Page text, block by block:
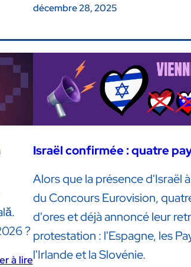
décembre 28, 2025
?
à lire
Israël confirmée : quatre
Alors que la présence d'Israël
du Concours Eurovision,
d'ores et déjà annoncé leur
protestation : l'Espagne, les
l'Irlande et la Slovénie.